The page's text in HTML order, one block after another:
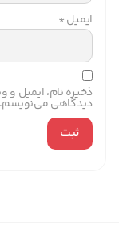
ایمیل*
ذخیره نام، ایمیل و
دیدگاهی می‌نویسم.